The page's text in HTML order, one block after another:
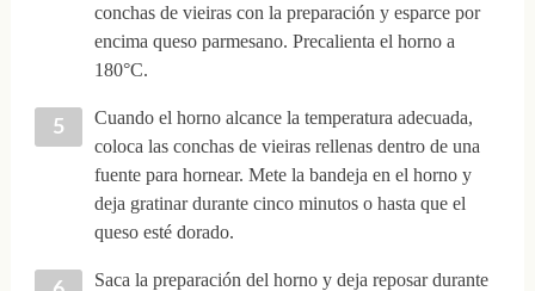
conchas de vieiras con la preparación y esparce por
encima queso parmesano. Precalienta el horno a
180°C.
Cuando el horno alcance la temperatura adecuada,
coloca las conchas de vieiras rellenas dentro de una
fuente para hornear. Mete la bandeja en el horno y
deja gratinar durante cinco minutos o hasta que el
queso esté dorado.
Saca la preparación del horno y deja reposar durante